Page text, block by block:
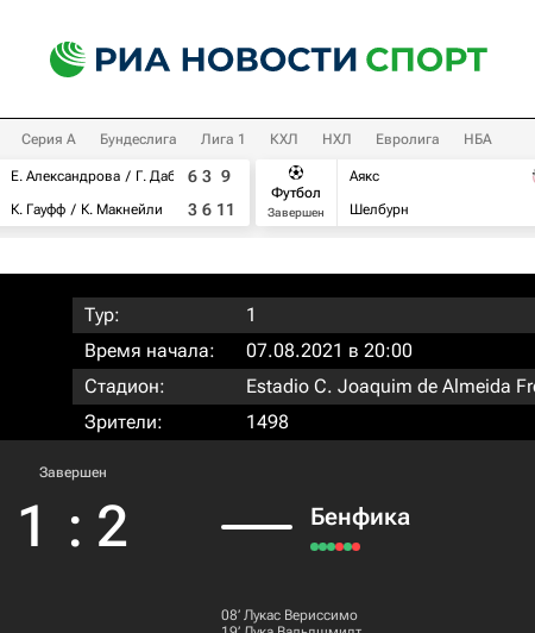
Серия А Бундеслига Лига 1 КХЛ НХЛ Евролига НБА
Е. Александрова
Г. Дабровски
К. Гауфф
К. Макнейли
6 3 9
3 6 11
Футбол
Завершен
Аякс
Шелбурн
Тур:
1
Время начала:
07.08.2021 в 20:00
Стадион:
Estadio C. Joaquim de Almeida
Зрители:
1498
Завершен
1 : 2 Бенфика
08‎’‎ Лукас Вериссимо